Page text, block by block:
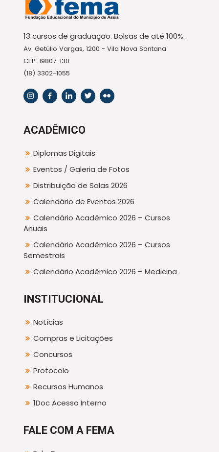
13 cursos de graduação. Bolsas de até 100%.
Av. Getúlio Vargas, 1200 - Vila Nova Santana
CEP: 19807-130
(18) 3302-1055
ACADÊMICO
Diplomas Digitais
Eventos / Galeria de Fotos
Distribuição de Salas 2026
Calendário de Eventos 2026
Calendário Acadêmico 2026 – Cursos
Anuais
Calendário Acadêmico 2026 – Cursos
Semestrais
Calendário Acadêmico 2026 – Medicina
INSTITUCIONAL
Notícias
Compras e Licitações
Concursos
Protocolo
Recursos Humanos
1Doc Acesso Interno
FALE COM A FEMA